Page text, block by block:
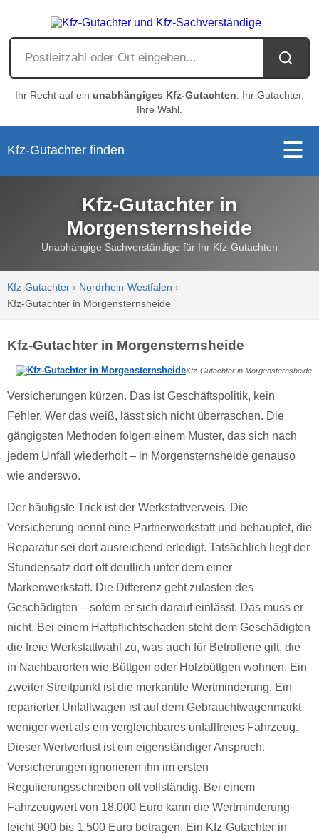
Ihr Recht auf ein unabhängiges Kfz-Gutachten . Ihr Gutachter,
Ihre Wahl.
Kfz-Gutachter finden
Kfz-Gutachter in
Morgensternsheide
Unabhängige Sachverständige für Ihr Kfz-Gutachten
Kfz-Gutachter › Nordrhein-Westfalen ›
Kfz-Gutachter in Morgensternsheide
Kfz-Gutachter in Morgensternsheide
Kfz-Gutachter in Morgensternsheide
Versicherungen kürzen. Das ist Geschäftspolitik, kein
Fehler. Wer das weiß, lässt sich nicht überraschen. Die
gängigsten Methoden folgen einem Muster, das sich nach
jedem Unfall wiederholt – in Morgensternsheide genauso
wie anderswo.
Der häufigste Trick ist der Werkstattverweis. Die
Versicherung nennt eine Partnerwerkstatt und behauptet, die
Reparatur sei dort ausreichend erledigt. Tatsächlich liegt der
Stundensatz dort oft deutlich unter dem einer
Markenwerkstatt. Die Differenz geht zulasten des
Geschädigten – sofern er sich darauf einlässt. Das muss er
nicht. Bei einem Haftpflichtschaden steht dem Geschädigten
die freie Werkstattwahl zu, was auch für Betroffene gilt, die
in Nachbarorten wie Büttgen oder Holzbüttgen wohnen. Ein
zweiter Streitpunkt ist die merkantile Wertminderung. Ein
reparierter Unfallwagen ist auf dem Gebrauchtwagenmarkt
weniger wert als ein vergleichbares unfallfreies Fahrzeug.
Dieser Wertverlust ist ein eigenständiger Anspruch.
Versicherungen ignorieren ihn im ersten
Regulierungsschreiben oft vollständig. Bei einem
Fahrzeugwert von 18.000 Euro kann die Wertminderung
leicht 900 bis 1.500 Euro betragen. Ein Kfz-Gutachter in